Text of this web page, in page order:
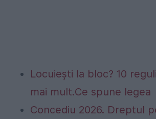
Locuiești la bloc? 10
mai mult.Ce spune legea
Concediu 2026. Dreptul